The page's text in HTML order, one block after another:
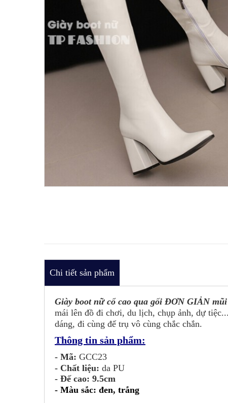
Chi tiết sản phẩm
Giày boot nữ cổ cao qua gối ĐƠN GIẢN
mái lên đồ đi chơi, du lịch, chụp ảnh, dự
dáng, đi cùng đế trụ vô cùng chắc chắn.
Thông tin sản phẩm:
- Mã: GCC23
- Chất liệu: da PU
- Đế cao: 9.5cm
- Màu sắc: đen, trắng